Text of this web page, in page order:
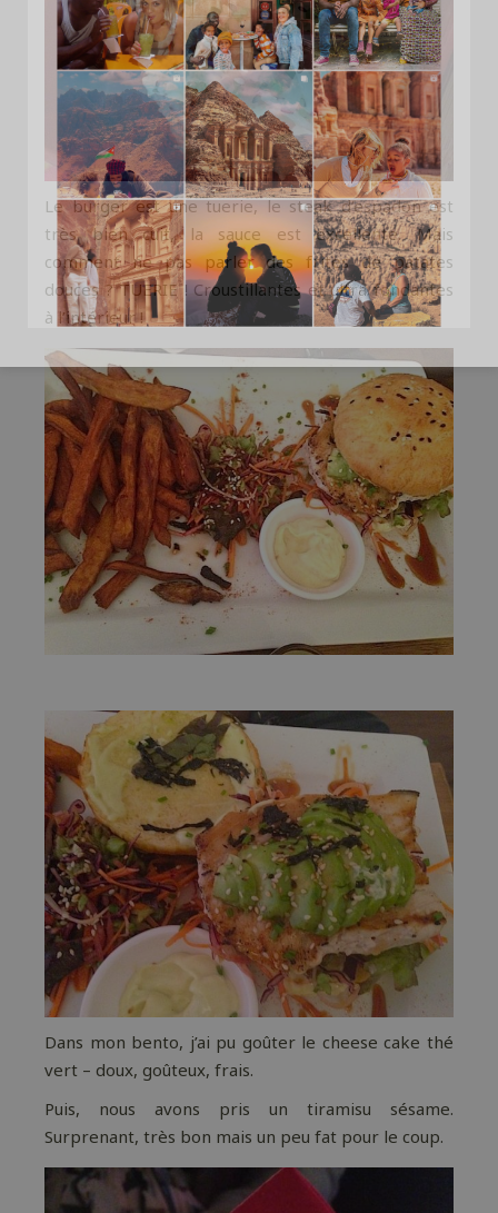
Le burger est une tuerie, le steak d’espadon est
très bien cuit, la sauce est excellente. Mais
comment ne pas parler des frites de patates
douces ? TUERIE ! Croustillantes et ultra fondantes
à l’intérieur !
Dans mon bento, j’ai pu goûter le cheese cake thé
vert – doux, goûteux, frais.
Puis, nous avons pris un tiramisu sésame.
Surprenant, très bon mais un peu fat pour le coup.